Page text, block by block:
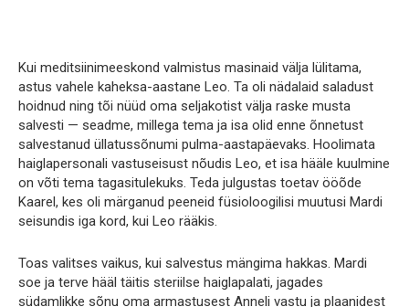
Kui meditsiinimeeskond valmistus masinaid välja lülitama,
astus vahele kaheksa-aastane Leo. Ta oli nädalaid saladust
hoidnud ning tõi nüüd oma seljakotist välja raske musta
salvesti — seadme, millega tema ja isa olid enne õnnetust
salvestanud üllatussõnumi pulma-aastapäevaks. Hoolimata
haiglapersonali vastuseisust nõudis Leo, et isa hääle kuulmine
on võti tema tagasitulekuks. Teda julgustas toetav ööõde
Kaarel, kes oli märganud peeneid füsioloogilisi muutusi Mardi
seisundis iga kord, kui Leo rääkis.
Toas valitses vaikus, kui salvestus mängima hakkas. Mardi
soe ja terve hääl täitis steriilse haiglapalati, jagades
südamlikke sõnu oma armastusest Anneli vastu ja plaanidest